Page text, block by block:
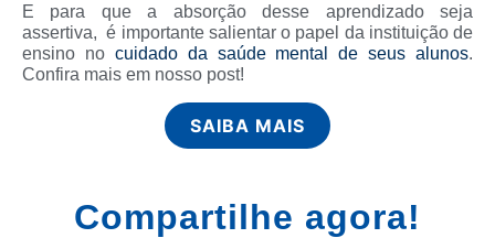
E para que a absorção desse aprendizado seja
assertiva, é importante salientar o papel da instituição de
ensino no cuidado da saúde mental de seus alunos.
Confira mais em nosso post!
SAIBA MAIS
Compartilhe agora!